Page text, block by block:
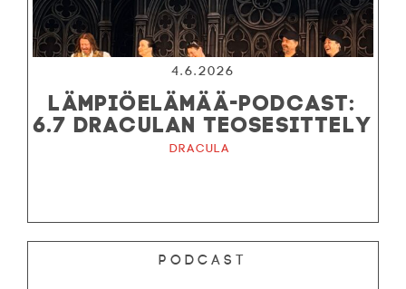
4.6.2026
LÄMPIÖELÄMÄÄ-PODCAST:
6.7 DRACULAN TEOSESITTELY
Dracula
Podcast